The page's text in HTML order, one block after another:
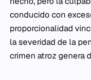
conducido con
proporcionalidad
la severidad de la
crimen atroz genera